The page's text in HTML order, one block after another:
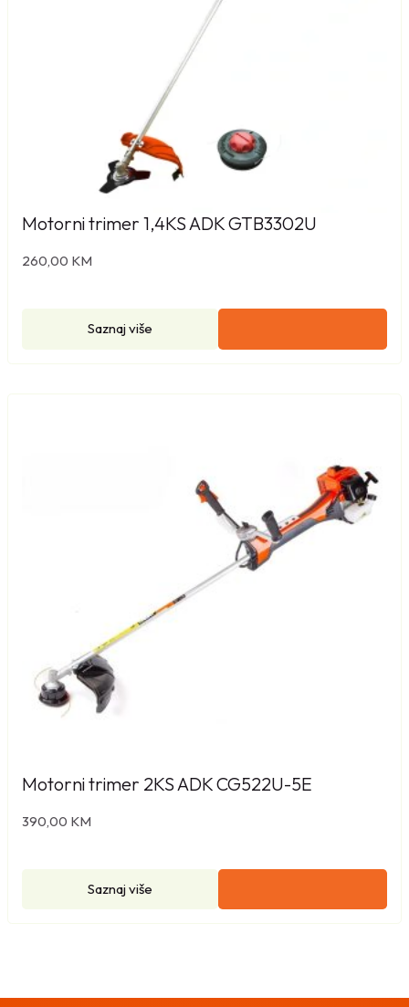
Motorni trimer 1,4KS ADK GTB3302U
260,00 KM
Saznaj više
Motorni trimer 2KS ADK CG522U-5E
390,00 KM
Saznaj više